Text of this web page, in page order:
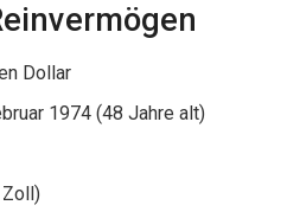
Dollar
1974 (48 Jahre alt)
Zoll)